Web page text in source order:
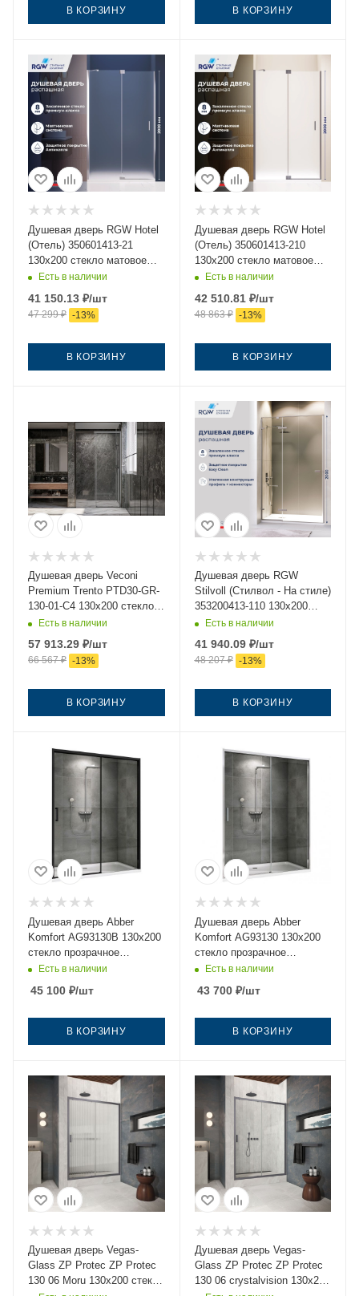
В КОРЗИНУ В КОРЗИНУ
Душевая дверь RGW Hotel
(Отель) 350601413-21
130х200 стекло матовое
профиль хром
Есть в наличии
41 150.13 ₽/шт
47 299₽ -13%
В КОРЗИНУ
Душевая дверь RGW Hotel
(Отель) 350601413-210
130х200 стекло матовое
профиль сатин
Есть в наличии
42 510.81₽/шт
48 863₽ -13%
В КОРЗИНУ
Душевая дверь Veconi
Premium Trento PTD30-GR-
130-01-C4 130х200 стекло
прозрачное профиль
Есть в наличии
57 913.29 ₽/шт
66 567₽ -13%
В КОРЗИНУ
Душевая дверь RGW
Stilvoll (Стилвол - На стиле)
353200413-110 130х200
стекло прозрачное
профиль сатин
Есть в наличии
41 940.09₽/шт
48 207₽ -13%
В КОРЗИНУ
Душевая дверь Abber
Komfort AG93130B 130х200
стекло прозрачное
профиль черный
Есть в наличии
45 100 ₽/шт
В КОРЗИНУ
Душевая дверь Abber
Komfort AG93130 130х200
стекло прозрачное
профиль хром
Есть в наличии
43 700₽/шт
В КОРЗИНУ
Душевая дверь Vegas-
Glass ZP Protec ZP Protec
130 06 Moru 130х200 стекло
Душевая дверь Vegas-
Glass ZP Protec ZP Protec
130 06 crystalvision 130х200